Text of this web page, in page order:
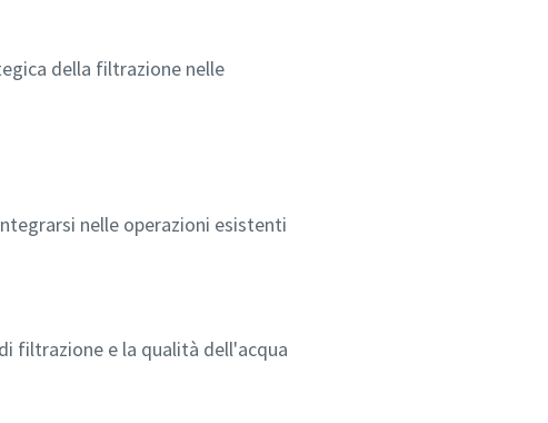
della filtrazione nelle
nelle operazioni esistenti
filtrazione e la qualità dell'acqua